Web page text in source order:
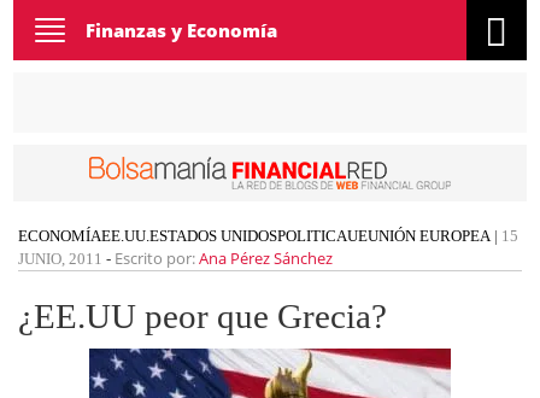
Toggle
navigation
Finanzas y Economía
ECONOMÍAEE.UU.ESTADOS UNIDOSPOLITICAUEUNIÓN EUROPEA| 15
JUNIO, 2011 - Escrito por:Ana Pérez Sánchez
¿EE.UU peor que Grecia?